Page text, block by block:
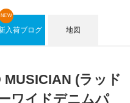
入荷ブログ
NEW
地図
MUSICIAN (ラッド
ワイドデニムパ